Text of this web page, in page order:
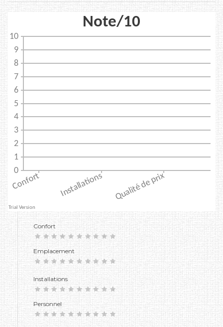
Confort
Emplacement
Installations
Personnel